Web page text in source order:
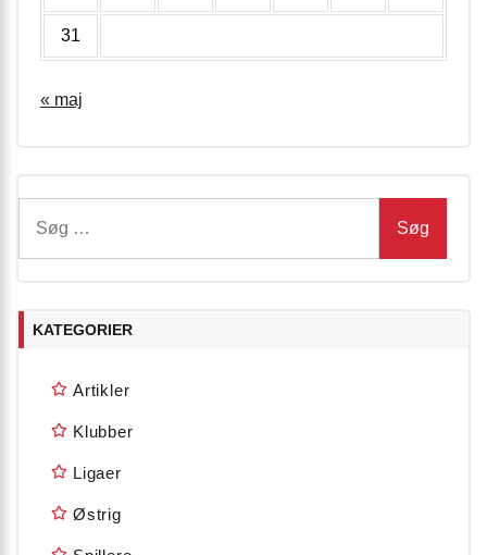
31
« maj
efter:
KATEGORIER
Artikler
Klubber
Ligaer
Østrig